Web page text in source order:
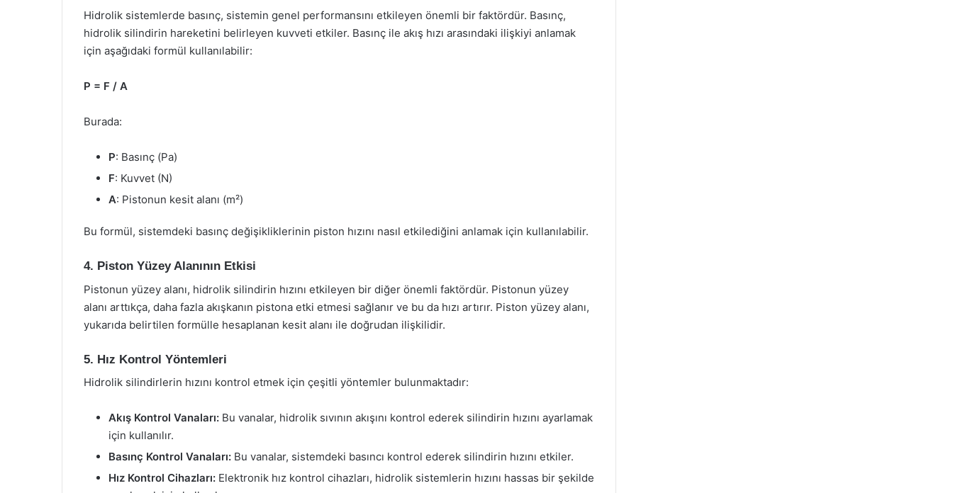
Hidrolik sistemlerde basınç, sistemin genel performansını etkileyen önemli bir faktördür. Basınç,
hidrolik silindirin hareketini belirleyen kuvveti etkiler. Basınç ile akış hızı arasındaki ilişkiyi anlamak
için aşağıdaki formül kullanılabilir:
P = F / A
Burada:
P: Basınç (Pa)
F: Kuvvet (N)
A: Pistonun kesit alanı (m²)
Bu formül, sistemdeki basınç değişikliklerinin piston hızını nasıl etkilediğini anlamak için kullanılabilir.
4. Piston Yüzey Alanının Etkisi
Pistonun yüzey alanı, hidrolik silindirin hızını etkileyen bir diğer önemli faktördür. Pistonun yüzey
alanı arttıkça, daha fazla akışkanın pistona etki etmesi sağlanır ve bu da hızı artırır. Piston yüzey alanı,
yukarıda belirtilen formülle hesaplanan kesit alanı ile doğrudan ilişkilidir.
5. Hız Kontrol Yöntemleri
Hidrolik silindirlerin hızını kontrol etmek için çeşitli yöntemler bulunmaktadır:
Akış Kontrol Vanaları: Bu vanalar, hidrolik sıvının akışını kontrol ederek silindirin hızını ayarlamak
için kullanılır.
Basınç Kontrol Vanaları: Bu vanalar, sistemdeki basıncı kontrol ederek silindirin hızını etkiler.
Hız Kontrol Cihazları: Elektronik hız kontrol cihazları, hidrolik sistemlerin hızını hassas bir şekilde